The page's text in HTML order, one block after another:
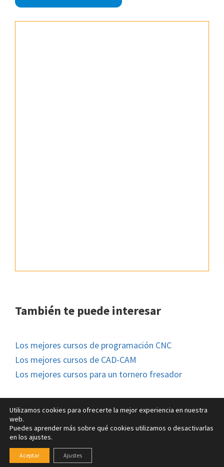
También te puede interesar
Los mejores cursos de programación CNC
Los mejores cursos de CAD-CAM
Los mejores cursos para un tornero fresador
© FM Formación 2026 |Aviso legal|Política de Cookies
Utilizamos cookies para ofrecerte la mejor experiencia en nuestra
web.
Puedes aprender más sobre qué cookies utilizamos o desactivarlas
en los ajustes.
Aceptar Ajustes